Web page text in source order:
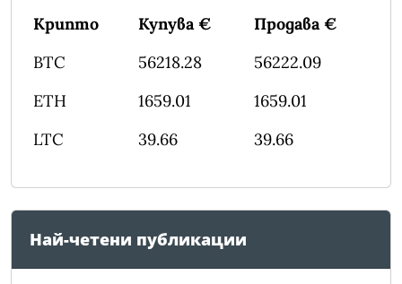
Крипто Купува €
Продава €
BTC
56218.28
56222.09
ETH
1659.01
1659.01
LTC
39.66 39.66
Най-четени публикации